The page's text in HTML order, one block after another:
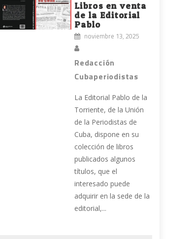
Libros en venta
de la Editorial
Pablo
noviembre 13, 2025
Redacción
Cubaperiodistas
La Editorial Pablo de la
Torriente, de la Unión
de la Periodistas de
Cuba, dispone en su
colección de libros
publicados algunos
títulos, que el
interesado puede
adquirir en la sede de la
editorial,...